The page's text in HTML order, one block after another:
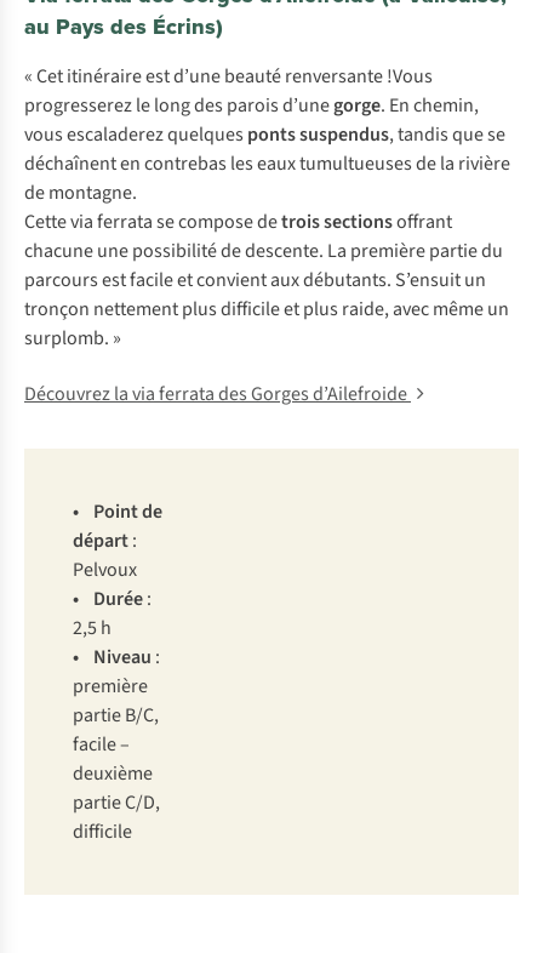
au Pays des Écrins)
« Cet itinéraire est d’une beauté renversante !Vous
progresserez le long des parois d’unegorge. En chemin,
vous escaladerez quelques ponts suspendus, tandis que se
déchaînent en contrebas les eaux tumultueuses de la rivière
de montagne.
Cette via ferrata se compose detrois sectionsoffrant
chacune une possibilité de descente. La première partie du
parcours est facile et convient aux débutants. S’ensuit un
tronçon nettement plus difficile et plus raide, avec même un
surplomb. »
Découvrez la via ferrata des Gorges d’Ailefroide
• Pointde
départ:
Pelvoux
• Durée:
2,5 h
• Niveau :
première
partieB/C,
facile–
deuxième
partieC/D,
difficile